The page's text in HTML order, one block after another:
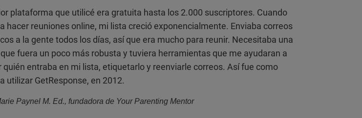
plataforma que utilicé era gratuita hasta los 2.000 suscriptores. Cuando
hacer reuniones online, mi lista creció exponencialmente. Enviaba correos
a la gente todos los días, así que era mucho para reunir. Necesitaba una
fuera un poco más robusta y tuviera herramientas que me ayudaran a
quién entraba en mi lista, etiquetarlo y reenviarle correos. Así fue como
utilizar GetResponse, en 2012.
Paynel M. Ed., fundadora de Your Parenting Mentor